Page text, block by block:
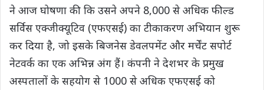
ने आज घोषणा की कि उसने अपने 8,000 से अधिक फील्ड
सर्विस एक्जीक्यूटिव (एफएसई) का टीकाकरण अभियान शुरू
कर दिया है, जो इसके बिजनेस डेवलपमेंट और मर्चेंट सपोर्ट
नेटवर्क का एक अभिन्न अंग हैं। कंपनी ने देशभर के प्रमुख
अस्पतालों के सहयोग से 1000 से अधिक एफएसई को